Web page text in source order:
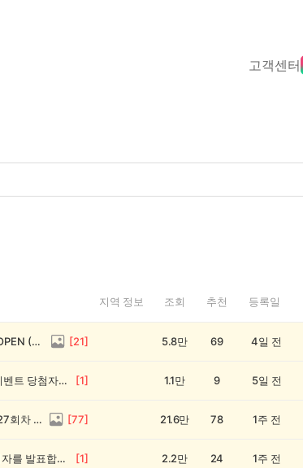
고객센터
지역 정보 조회 추천 등록일
전원 1,000캐시! 🥳 우리 동네 썰전 14회차 OPEN (~8/17) [21] 5.8만 69 4일 전
💰[당첨자 발표] 26회차 우리 동네 정보왕 이벤트 당첨자를 발표합니다! [1] 1.1만 9 5일 전
💸 전원 2,000캐시 지급! 우리 동네 정보왕 27회차 (~8/10) [77] 21.6만 78 1주 전
💰[당첨자 발표] 우리 동네 썰전 12회차 당첨자를 발표합니다! [1] 2.2만 24 1주 전